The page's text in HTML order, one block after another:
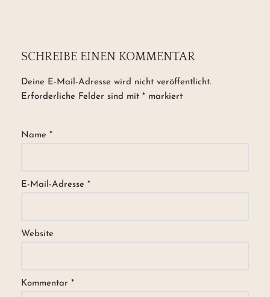
SCHREIBE EINEN KOMMENTAR
Deine E-Mail-Adresse wird nicht veröffentlicht.
Erforderliche Felder sind mit * markiert
Name *
E-Mail-Adresse *
Website
Kommentar *